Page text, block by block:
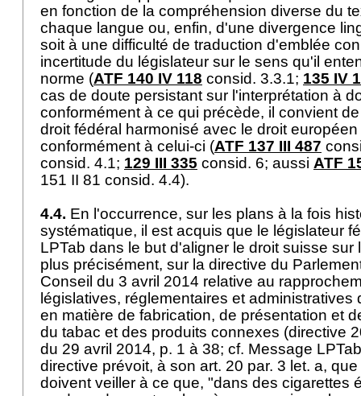
en fonction de la compréhension diverse du
chaque langue ou, enfin, d'une divergence
soit à une difficulté de traduction d'emblée
incertitude du législateur sur le sens qu'il
norme (ATF 140 IV 118 consid. 3.3.1; 135 IV
cas de doute persistant sur l'interprétation à
conformément à ce qui précède, il convient
droit fédéral harmonisé avec le droit
conformément à celui-ci (ATF 137 III 487
consid. 4.1; 129 III 335 consid. 6; aussi ATF
151 II 81 consid. 4.4).
4.4. En l'occurrence, sur les plans à la fois
systématique, il est acquis que le législateur
LPTab dans le but d'aligner le droit suisse sur
plus précisément, sur la directive du
Conseil du 3 avril 2014 relative au
législatives, réglementaires et administratives
en matière de fabrication, de présentation et
du tabac et des produits connexes (directive
du 29 avril 2014, p. 1 à 38; cf. Message
directive prévoit, à son art. 20 par. 3 let. a,
doivent veiller à ce que, "dans des cigarettes